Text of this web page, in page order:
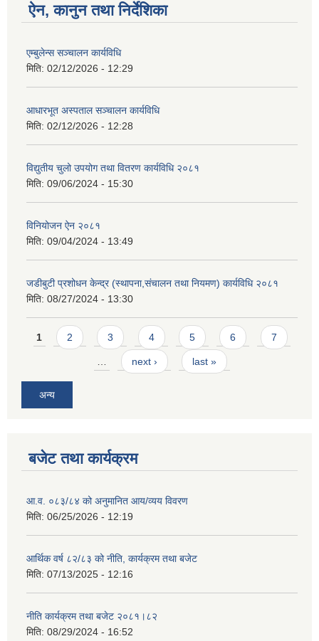
ऐन, कानुन तथा निर्देशिका
एम्बुलेन्स सञ्चालन कार्यविधि
मिति: 02/12/2026 - 12:29
आधारभूत अस्पताल सञ्चालन कार्यविधि
मिति: 02/12/2026 - 12:28
विद्युतीय चुलो उपयोग तथा वितरण कार्यविधि २०८१
मिति: 09/06/2024 - 15:30
विनियोजन ऐन २०८१
मिति: 09/04/2024 - 13:49
जडीबुटी प्रशोधन केन्द्र (स्थापना,संचालन तथा नियमण) कार्यविधि २०८१
मिति: 08/27/2024 - 13:30
Pages
1 2 3 4 5 6 7
… next › last »
अन्य
बजेट तथा कार्यक्रम
आ.व. ०८३/८४ को अनुमानित आय/व्यय विवरण
मिति: 06/25/2026 - 12:19
आर्थिक वर्ष ८२/८३ को नीति, कार्यक्रम तथा बजेट
मिति: 07/13/2025 - 12:16
नीति कार्यक्रम तथा बजेट २०८१।८२
मिति: 08/29/2024 - 16:52